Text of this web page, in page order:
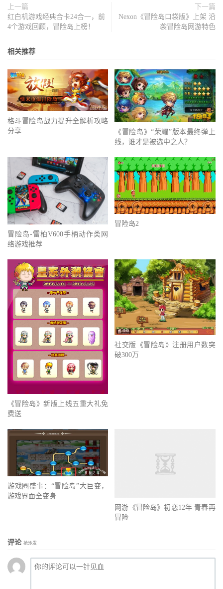
上一篇
红白机游戏经典合卡24合一，前
4个游戏回顾，冒险岛上榜！
下一篇
Nexon《冒险岛口袋版》上架 沿
袭冒险岛网游特色
相关推荐
格斗冒险岛战力提升全解析攻略
分享
《冒险岛》“荣耀”版本最终弹上
线，谁才是被选中之人？
冒险岛-雷柏V600手柄动作类网
络游戏推荐
冒险岛2
《冒险岛》新版上线五重大礼免
费送
社交版《冒险岛》注册用户数突
破300万
游戏圈盛事：“冒险岛”大巨变，
游戏界面全变身
网游《冒险岛》初恋12年 青春再
冒险
评论 抢沙发